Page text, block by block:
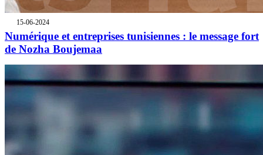
15-06-2024
Numérique et entreprises tunisiennes : le message fort
de Nozha Boujemaa